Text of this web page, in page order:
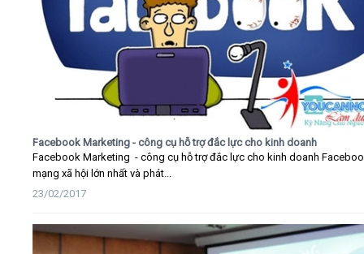
Facebook Marketing - công cụ hỗ trợ đắc lực cho kinh doanh
Facebook Marketing - công cụ hỗ trợ đắc lực cho kinh doanh
mạng xã hội lớn nhất và phát...
23/02/2017